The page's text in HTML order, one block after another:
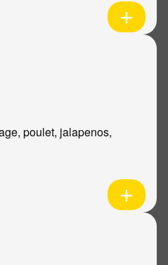
poulet, jalapenos,